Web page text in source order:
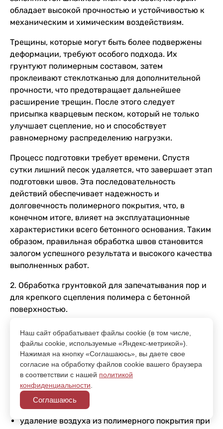
Наш сайт обрабатывает файлы cookie (в том числе,
файлы cookie, используемые «Яндекс-метрикой»).
Нажимая на кнопку «Соглашаюсь», вы даете свое
согласие на обработку файлов cookie вашего браузера
в соответствии с нашей политикой
конфиденциальности
Соглашаюсь
обладает высокой прочностью и устойчивостью к
механическим и химическим воздействиям.
Трещины, которые могут быть более подвержены
деформации, требуют особого подхода. Их
грунтуют полимерным составом, затем
проклеивают стеклотканью для дополнительной
прочности, что предотвращает дальнейшее
расширение трещин. После этого следует
присыпка кварцевым песком, который не только
улучшает сцепление, но и способствует
равномерному распределению нагрузки.
Процесс подготовки требует времени. Спустя
сутки лишний песок удаляется, что завершает этап
подготовки швов. Эта последовательность
действий обеспечивает надежность и
долговечность полимерного покрытия, что, в
конечном итоге, влияет на эксплуатационные
характеристики всего бетонного основания. Таким
образом, правильная обработка швов становится
залогом успешного результата и высокого качества
выполненных работ.
2. Обработка грунтовкой для запечатывания пор и
для крепкого сцепления полимера с бетонной
поверхностью.
3. Нанесение полимерного слоя:
подготовка необходимых компонентов для
создания смеси;
размешивание ингредиентов специальным
инструментом;
нанесение полимера на загрунтованное
основание;
удаление воздуха из полимерного покрытия при